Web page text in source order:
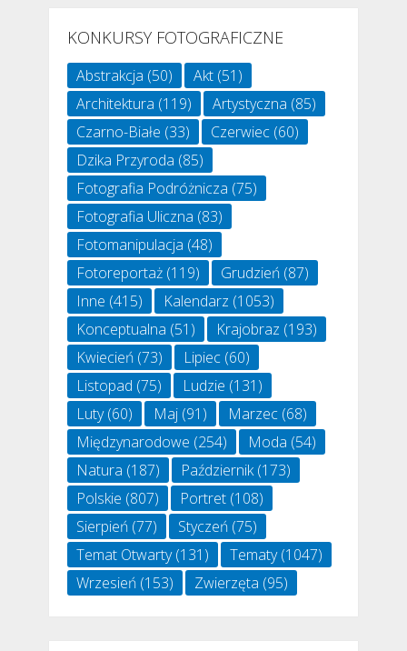
KONKURSY FOTOGRAFICZNE
Abstrakcja (50) Akt(51)
Architektura (119) Artystyczna (85)
Czarno-Białe (33) Czerwiec(60)
Dzika Przyroda (85)
Fotografia Podróżnicza (75)
Fotografia Uliczna (83)
Fotomanipulacja (48)
Fotoreportaż(119) Grudzień(87)
Inne (415) Kalendarz (1053)
Konceptualna (51) Krajobraz (193)
Kwiecień(73) Lipiec(60)
Listopad (75) Ludzie (131)
Luty(60) Maj(91) Marzec(68)
Międzynarodowe (254) Moda (54)
Natura (187) Październik(173)
Polskie (807) Portret(108)
Sierpień(77) Styczeń(75)
Temat Otwarty(131) Tematy(1047)
Wrzesień(153) Zwierzęta (95)